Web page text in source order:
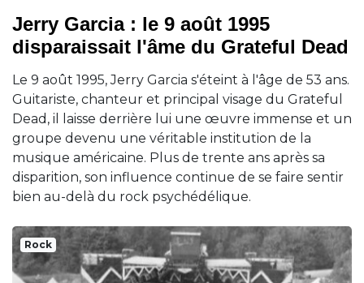
Jerry Garcia : le 9 août 1995
disparaissait l'âme du Grateful Dead
Le 9 août 1995, Jerry Garcia s'éteint à l'âge de 53 ans.
Guitariste, chanteur et principal visage du Grateful
Dead, il laisse derrière lui une œuvre immense et un
groupe devenu une véritable institution de la
musique américaine. Plus de trente ans après sa
disparition, son influence continue de se faire sentir
bien au-delà du rock psychédélique.
Rock